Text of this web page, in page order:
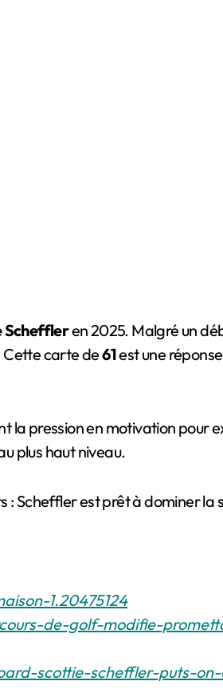
Scheffleren 2025. Malgré un
Cette carte de61est une
pression en motivation pour
plus haut niveau.
Scheffler est prêt à dominer la
1.20475124
de-golf-modifie-
scottie-scheffler-puts-